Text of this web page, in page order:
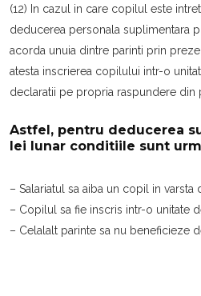
(12) In cazul in care copilul este
deducerea personala suplimentara
acorda unuia dintre parinti prin
atesta inscrierea copilului intr-o
declaratii pe propria raspundere din
Astfel, pentru deducerea
lei lunar conditiile sunt
– Salariatul sa aiba un copil in varsta
– Copilul sa fie inscris intr-o unitate
– Celalalt parinte sa nu beneficieze